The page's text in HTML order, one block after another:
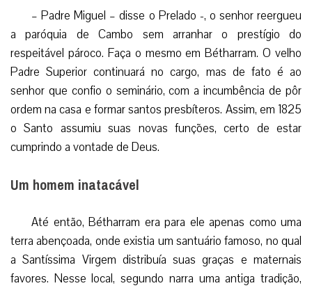
– Padre Miguel – disse o Prelado -, o senhor reergueu
a paróquia de Cambo sem arranhar o prestígio do
respeitável pároco. Faça o mesmo em Bétharram. O velho
Padre Superior continuará no cargo, mas de fato é ao
senhor que confio o seminário, com a incumbência de pôr
ordem na casa e formar santos presbíteros. Assim, em 1825
o Santo assumiu suas novas funções, certo de estar
cumprindo a vontade de Deus.
Um homem inatacável
Até então, Bétharram era para ele apenas como uma
terra abençoada, onde existia um santuário famoso, no qual
a Santíssima Virgem distribuía suas graças e maternais
favores. Nesse local, segundo narra uma antiga tradição,